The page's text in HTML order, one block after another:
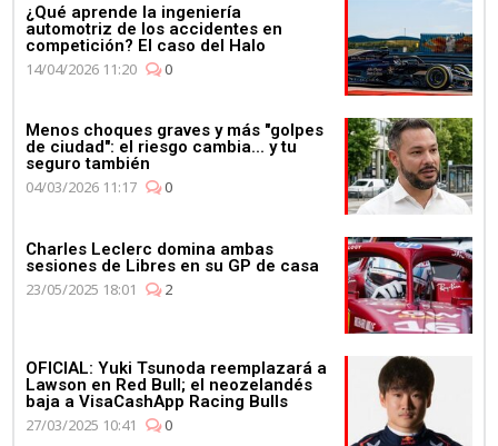
¿Qué aprende la ingeniería
automotriz de los accidentes en
competición? El caso del Halo
14/04/2026 11:20
0
Menos choques graves y más "golpes
de ciudad": el riesgo cambia... y tu
seguro también
04/03/2026 11:17
0
Charles Leclerc domina ambas
sesiones de Libres en su GP de casa
23/05/2025 18:01
2
OFICIAL: Yuki Tsunoda reemplazará a
Lawson en Red Bull; el neozelandés
baja a VisaCashApp Racing Bulls
27/03/2025 10:41
0